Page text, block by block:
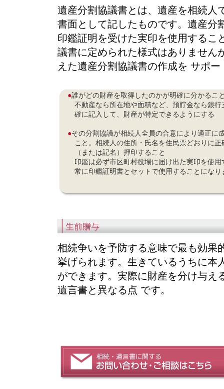
遺産分割協議書とは、遺産を相続人
書面として記したものです。遺産分
印鑑証明を受けた実印を使用するこ
議書に定められた様式はありません
えた遺産分割協議書の作成を サポー
●誰がどの財産を取得したのかが明確に分かるこ
不動産なら所在地や面積など、預貯金なら銀行
確に記入して、財産が特定できるようにする
●その分割協議が相続人全員の合意により適正に
こと。相続人の住所・氏名を住民票どおりに正
（または記名）押印すること
印鑑は必ず市区町村役場に届け出た実印を使
常に印鑑証明書とセットで使用することになり
相続争いを予防する意味で最も効果
挙げられます。生きているうちに本
ができます。実際に財産を分け与え
遺言書と異なる点 です。